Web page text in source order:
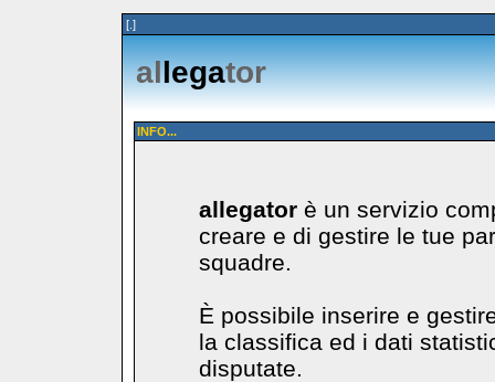
[.]
allegator
INFO...
allegatorè un servizio
creare e di gestire le tue
squadre.
È possibile inserire e
la classifica ed i dati
disputate.